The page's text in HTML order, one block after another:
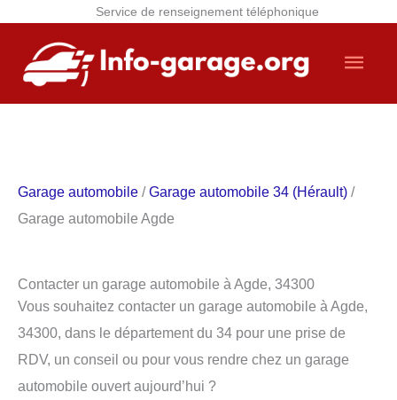
Service de renseignement téléphonique
contenu
Garage automobile /Garage automobile 34 (Hérault) /
Garage automobile Agde
Contacter un garage automobile à Agde, 34300
Vous souhaitez contacter un garage automobile à Agde,
34300, dans le département du 34 pour une prise de
RDV, un conseil ou pour vous rendre chez un garage
automobile ouvert aujourd’hui ?